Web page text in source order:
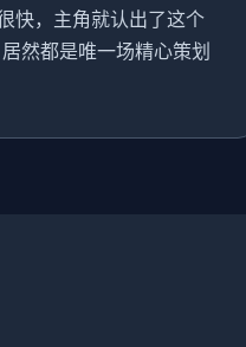
快，主角就认出了这个
然都是唯一场精心策划